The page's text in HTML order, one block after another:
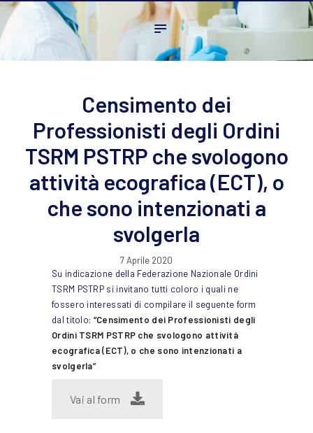
Home
L’ordine
Ambito Professionale
FAQ
Contatti
Censimento dei
Professionisti degli Ordini
TSRM PSTRP che svologono
attività ecografica (ECT), o
che sono intenzionati a
svolgerla
7 Aprile 2020
Su indicazione della Federazione Nazionale Ordini
TSRM PSTRP si invitano tutti coloro i quali ne
fossero interessati di compilare il seguente form
dal titolo: “Censimento dei Professionisti degli
Ordini TSRM PSTRP che svologono attività
ecografica (ECT), o che sono intenzionati a
svolgerla”
Vai al form